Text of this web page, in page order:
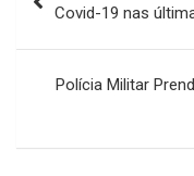
Covid-19 nas
Polícia Militar